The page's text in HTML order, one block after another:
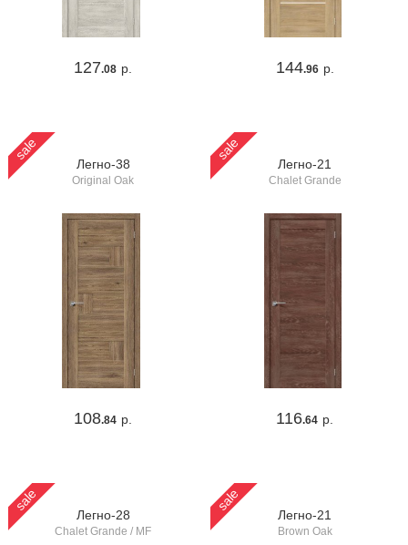
127.08 р. 144.96 р.
sale
Легно-38
Original Oak
108.84 р.
sale
Легно-21
Chalet Grande
116.64 р.
sale
Легно-28
Chalet Grande / MF
sale
Легно-21
Brown Oak